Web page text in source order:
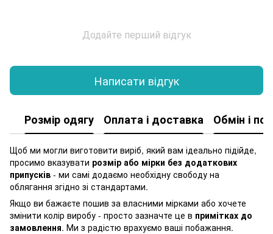
Додайте перший відгук
Написати відгук
Розмір одягу Оплата і доставка Обмін і
Щоб ми могли виготовити виріб, який вам ідеально підійде,
просимо вказувати розмір або мірки без додаткових
припусків - ми самі додаємо необхідну свободу на
облягання згідно зі стандартами.
Якщо ви бажаєте пошив за власними мірками або хочете
змінити колір виробу - просто зазначте це в примітках до
замовлення. Ми з радістю врахуємо ваші побажання.